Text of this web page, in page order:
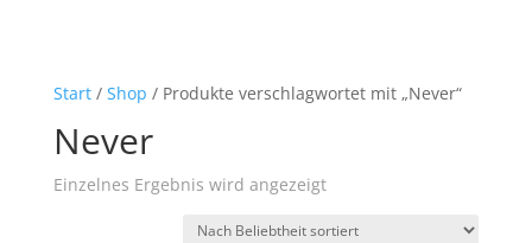
Start/ Shop / Produkte verschlagwortet mit „Never“
Never
Einzelnes Ergebnis wird angezeigt